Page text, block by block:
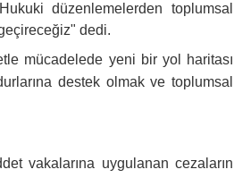
düzenlemelerden toplumsal
dedi.
mücadelede yeni bir yol haritası
destek olmak ve toplumsal
vakalarına uygulanan cezaların